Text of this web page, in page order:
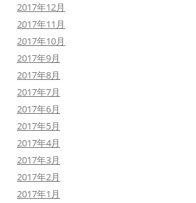
2017年12月
2017年11月
2017年10月
2017年9月
2017年8月
2017年7月
2017年6月
2017年5月
2017年4月
2017年3月
2017年2月
2017年1月